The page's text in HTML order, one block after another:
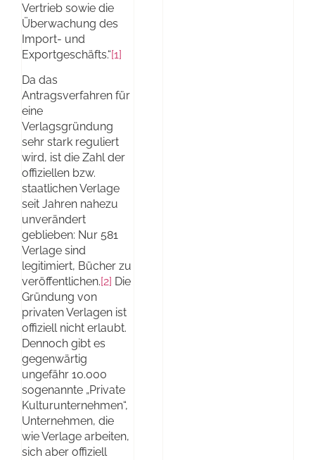
Vertrieb sowie die
Überwachung des
Import- und
Exportgeschäfts.“[1]
Da das
Antragsverfahren für
eine
Verlagsgründung
sehr stark reguliert
wird, ist die Zahl der
offiziellen bzw.
staatlichen Verlage
seit Jahren nahezu
unverändert
geblieben: Nur 581
Verlage sind
legitimiert, Bücher zu
veröffentlichen.[2] Die
Gründung von
privaten Verlagen ist
offiziell nicht erlaubt.
Dennoch gibt es
gegenwärtig
ungefähr 10.000
sogenannte „Private
Kulturunternehmen“,
Unternehmen, die
wie Verlage arbeiten,
sich aber offiziell